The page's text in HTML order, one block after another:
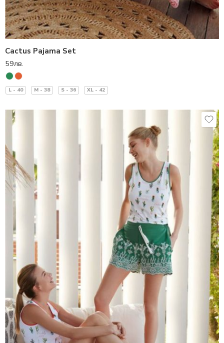
Cactus Pajama Set
59лв.
L - 40 M - 38 S - 36 XL - 42